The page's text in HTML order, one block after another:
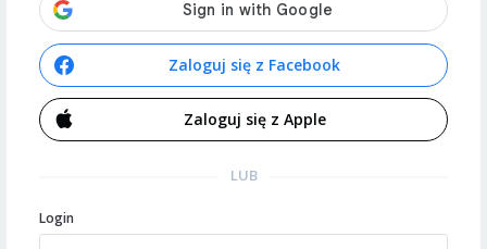
Zaloguj się z Facebook
Zaloguj się z Apple
LUB
Login